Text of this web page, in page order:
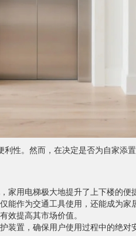
利性。然而，在决定是否为自家添
家用电梯极大地提升了上下楼的便
能作为交通工具使用，还能成为家
效提高其市场价值。
装置，确保用户使用过程中的绝对